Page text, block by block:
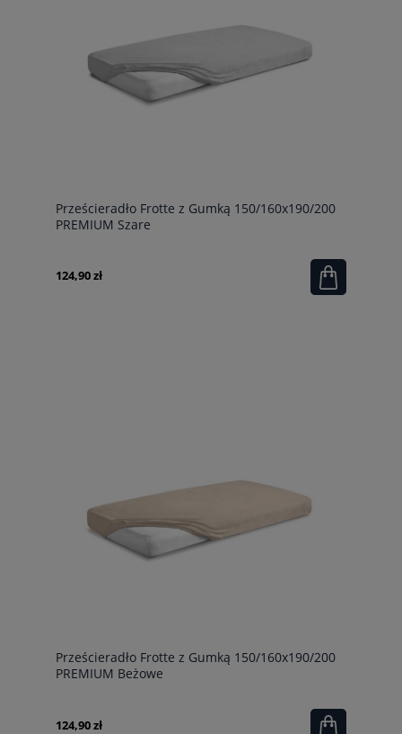
Prześcieradło Frotte z Gumką 150/160x190/200
PREMIUM Szare
124,90 zł
Prześcieradło Frotte z Gumką 150/160x190/200
PREMIUM Beżowe
124,90 zł